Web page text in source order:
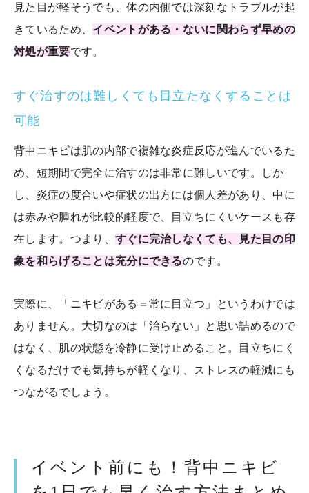
見た目が軽そうでも、体の内側では深刻なトラブルが起
きているため、 イベントがある・ないに関わらず早めの
対処が重要です。
すぐ治すのは難しくても目立たなくすることは
可能
背中ニキビは肌の内部で複雑な炎症反応が進んでいるた
め、短期間で完全に治すのは非常に難しいです。しか
し、炎症の度合いや症状の出方には個人差があり、中に
は赤みや腫れが比較的軽度で、目立ちにくいケースも存
在します。つまり、 すぐに完治しなくても、見た目の印
象を和らげることは充分にできるのです。
実際に、「ニキビがある＝常に目立つ」というわけでは
ありません。大切なのは「治らない」と思い詰めるので
はなく、肌の状態を冷静に受け止めること。目立ちにく
くなるだけでも気持ちが軽くなり、ストレスの軽減にも
つながるでしょう。
イベント前にも！背中ニキビ